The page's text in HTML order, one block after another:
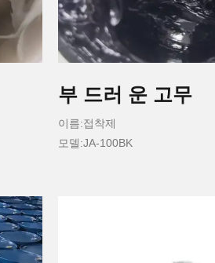
부 드러 운 고무
이름:접착제
모델:JA-100BK